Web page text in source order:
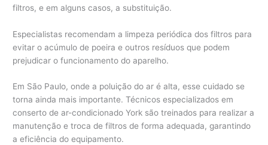
filtros, e em alguns casos, a substituição.
Especialistas recomendam a limpeza periódica dos filtros para
evitar o acúmulo de poeira e outros resíduos que podem
prejudicar o funcionamento do aparelho.
Em São Paulo, onde a poluição do ar é alta, esse cuidado se
torna ainda mais importante. Técnicos especializados em
conserto de ar-condicionado York são treinados para realizar a
manutenção e troca de filtros de forma adequada, garantindo
a eficiência do equipamento.